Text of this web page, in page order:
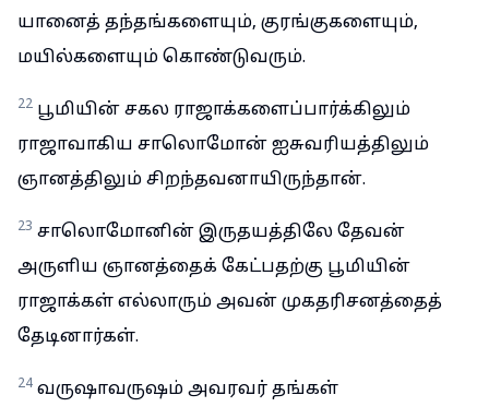
யானைத் தந்தங்களையும், குரங்குகளையும்,
மயில்களையும் கொண்டுவரும்.
22 பூமியின் சகல ராஜாக்களைப்பார்க்கிலும்
ராஜாவாகிய சாலொமோன் ஐசுவரியத்திலும்
ஞானத்திலும் சிறந்தவனாயிருந்தான்.
23 சாலொமோனின் இருதயத்திலே தேவன்
அருளிய ஞானத்தைக் கேட்பதற்கு பூமியின்
ராஜாக்கள் எல்லாரும் அவன் முகதரிசனத்தைத்
தேடினார்கள்.
24 வருஷாவருஷம் அவரவர் தங்கள்